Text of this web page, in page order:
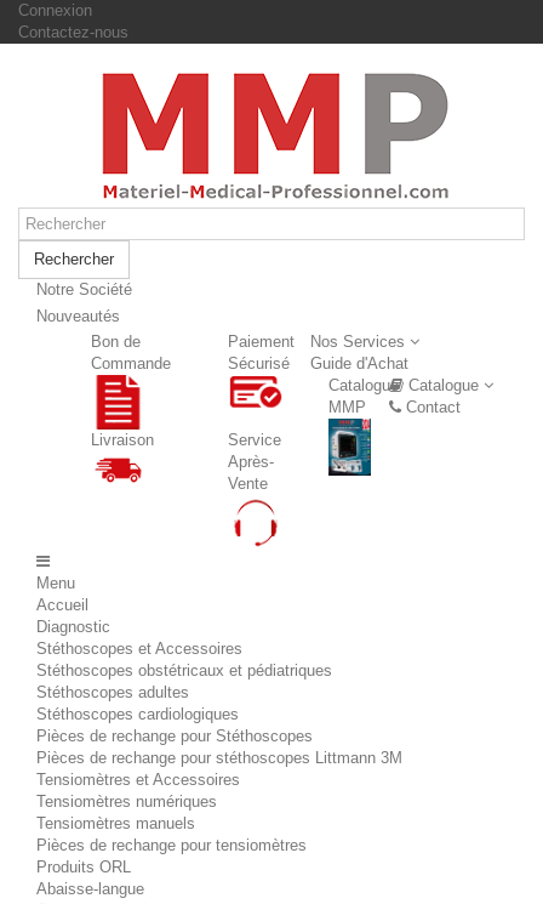
Connexion
Contactez-nous
Rechercher
Notre Société
Nouveautés
Nos Services
Bon de
Commande
Paiement
Sécurisé
Livraison
Service
Après-
Vente
Guide d'Achat
Catalogue
Catalogue
MMP
Contact
Menu
Accueil
Diagnostic
Stéthoscopes et Accessoires
Stéthoscopes obstétricaux et pédiatriques
Stéthoscopes adultes
Stéthoscopes cardiologiques
Pièces de rechange pour Stéthoscopes
Pièces de rechange pour stéthoscopes Littmann 3M
Tensiomètres et Accessoires
Tensiomètres numériques
Tensiomètres manuels
Pièces de rechange pour tensiomètres
Produits ORL
Abaisse-langue